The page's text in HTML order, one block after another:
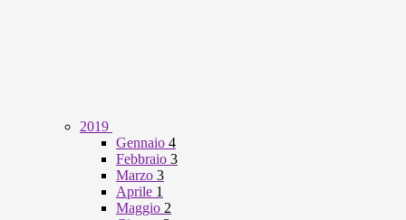
2019
Gennaio 4
Febbraio 3
Marzo 3
Aprile 1
Maggio 2